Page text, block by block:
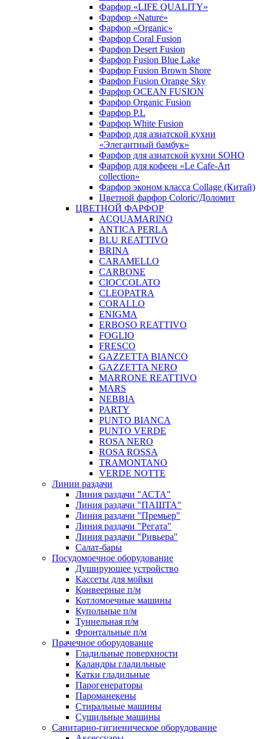
Фарфор «LIFE QUALITY»
Фарфор «Nature»
Фарфор «Organic»
Фарфор Coral Fusion
Фарфор Desert Fusion
Фарфор Fusion Blue Lake
Фарфор Fusion Brown Shore
Фарфор Fusion Orange Sky
Фарфор OCEAN FUSION
Фарфор Organic Fusion
Фарфор P.L
Фарфор White Fusion
Фарфор для азиатской кухни
«Элегантный бамбук»
Фарфор для азиатской кухни SOHO
Фарфор для кофеен «Le Cafe-Art
collection»
Фарфор эконом класса Collage (Китай)
Цветной фарфор Coloric/Доломит
ЦВЕТНОЙ ФАРФОР
ACQUAMARINO
ANTICA PERLA
BLU REATTIVO
BRINA
CARAMELLO
CARBONE
CIOCCOLATO
CLEOPATRA
CORALLO
ENIGMA
ERBOSO REATTIVO
FOGLIO
FRESCO
GAZZETTA BIANCO
GAZZETTA NERO
MARRONE REATTIVO
MARS
NEBBIA
PARTY
PUNTO BIANCA
PUNTO VERDE
ROSA NERO
ROSA ROSSA
TRAMONTANO
VERDE NOTTE
Линии раздачи
Линия раздачи "АСТА"
Линия раздачи "ПАШТА"
Линия раздачи "Премьер"
Линия раздачи "Регата"
Линия раздачи "Ривьера"
Салат-бары
Посудомоечное оборудование
Душирующее устройство
Кассеты для мойки
Конвеерные п/м
Котломоечные машины
Купольные п/м
Туннельная п/м
Фронтальные п/м
Прачечное оборудование
Гладильные поверхности
Каландры гладильные
Катки гладильные
Парогенераторы
Пароманекены
Стиральные машины
Сушильные машины
Санитарно-гигиеническое оборудование